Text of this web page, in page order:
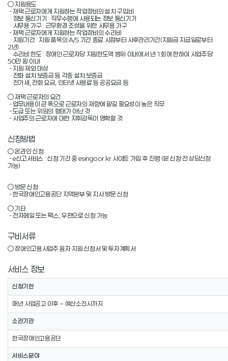
○ 지원용도
2년)
50만 원 이내
○ 재택 근로자의 요건
- 사업주의 근로자에 대한 지휘감독이 명확할 것
신청방법
○ 온라인 신청
가능)
○ 방문 신청
○ 기타
- 전자메일 또는 팩스, 우편으로 신청 가능
구비서류
○ 장애인고용사업주 융자·지원 신청서 및 투자계획서
서비스 정보
신청기한
매년 사업공고 이후 ~ 예산소진시까지
소관기관
한국장애인고용공단
서비스분야